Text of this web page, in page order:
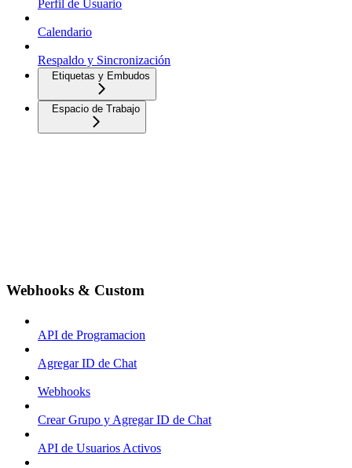
Perfil de Usuario
Calendario
Respaldo y Sincronización
Etiquetas y Embudos
Espacio de Trabajo
Webhooks & Custom
API de Programacion
Agregar ID de Chat
Webhooks
Crear Grupo y Agregar ID de Chat
API de Usuarios Activos